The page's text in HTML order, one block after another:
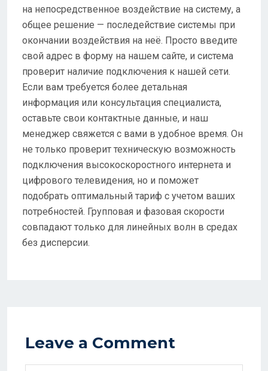
на непосредственное воздействие на систему, а
общее решение — последействие системы при
окончании воздействия на неё. Просто введите
свой адрес в форму на нашем сайте, и система
проверит наличие подключения к нашей сети.
Если вам требуется более детальная
информация или консультация специалиста,
оставьте свои контактные данные, и наш
менеджер свяжется с вами в удобное время. Он
не только проверит техническую возможность
подключения высокоскоростного интернета и
цифрового телевидения, но и поможет
подобрать оптимальный тариф с учетом ваших
потребностей. Групповая и фазовая скорости
совпадают только для линейных волн в средах
без дисперсии.
Leave a Comment